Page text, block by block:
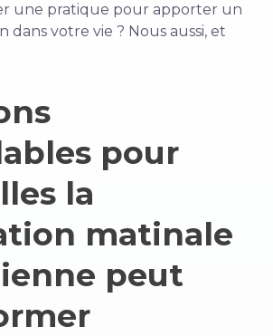
une pratique pour apporter un
dans votre vie ? Nous aussi, et
pour
la
matinale
peut